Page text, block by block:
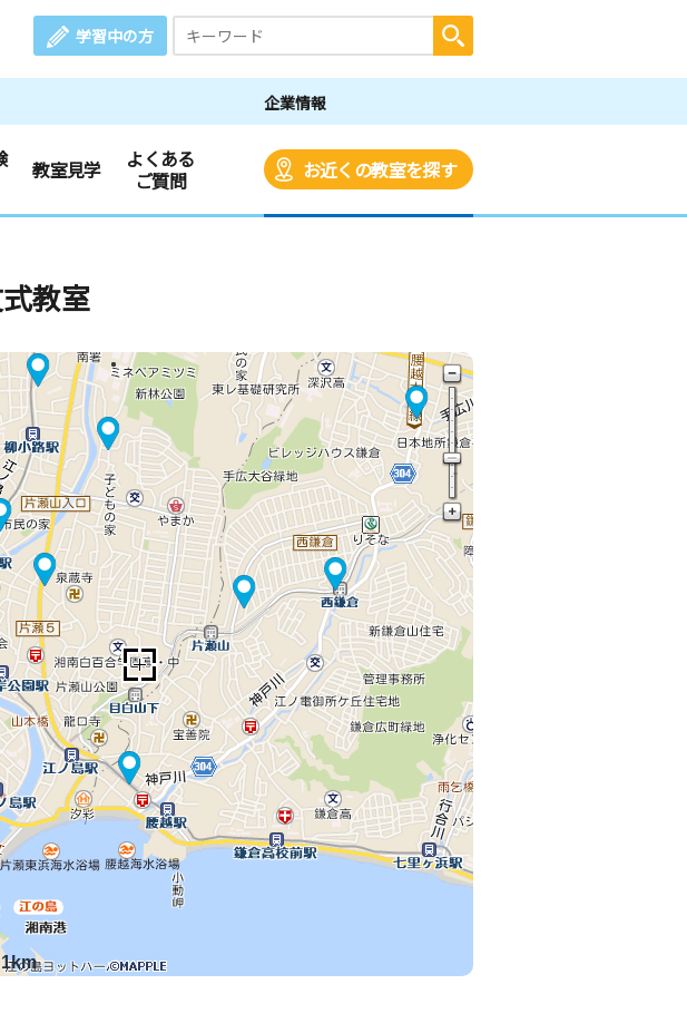
学習中の方
企業情報
教室見学
よくある
ご質問
お近くの教室を探す
教室
1km